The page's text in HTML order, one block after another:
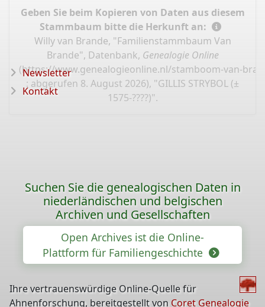
Geben Sie beim Kopieren von Daten aus diesem
Stammbaum bitte die Herkunft an:
Willy van Brande, "Familienstammbaum Van
Brande", Datenbank, Genealogie Online
(https://www.genealogieonline.nl/stamboom-van-
: abgerufen 8. August 2026), "GILLIS STRYBOL (±
1575-????)".
Newsletter
Kontakt
Suchen Sie die genealogischen Daten in
niederländischen und belgischen
Archiven und Gesellschaften
Open Archives ist die Online-
Plattform für Familiengeschichte
Ihre vertrauenswürdige Online-Quelle für
Ahnenforschung, bereitgestellt von Coret Genealogie